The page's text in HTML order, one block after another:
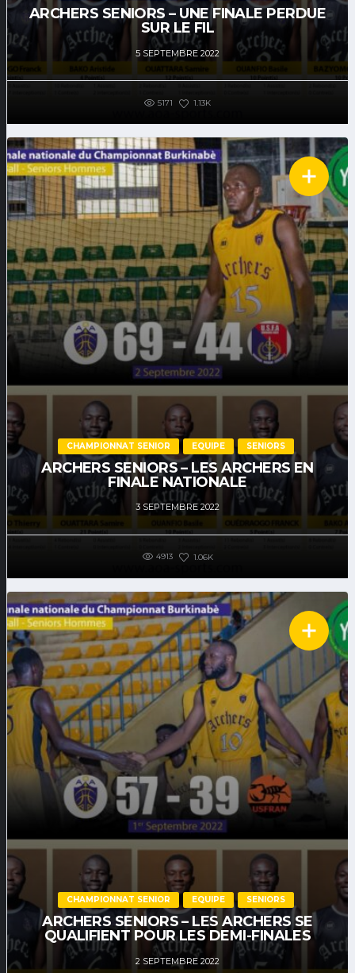
ARCHERS SENIORS – UNE FINALE PERDUE
SUR LE FIL
5 SEPTEMBRE 2022
5171 1.13K
CHAMPIONNAT SENIOR EQUIPE SENIORS
ARCHERS SENIORS – LES ARCHERS EN
FINALE NATIONALE
3 SEPTEMBRE 2022
4913 1.06K
CHAMPIONNAT SENIOR EQUIPE SENIORS
ARCHERS SENIORS – LES ARCHERS SE
QUALIFIENT POUR LES DEMI-FINALES
2 SEPTEMBRE 2022